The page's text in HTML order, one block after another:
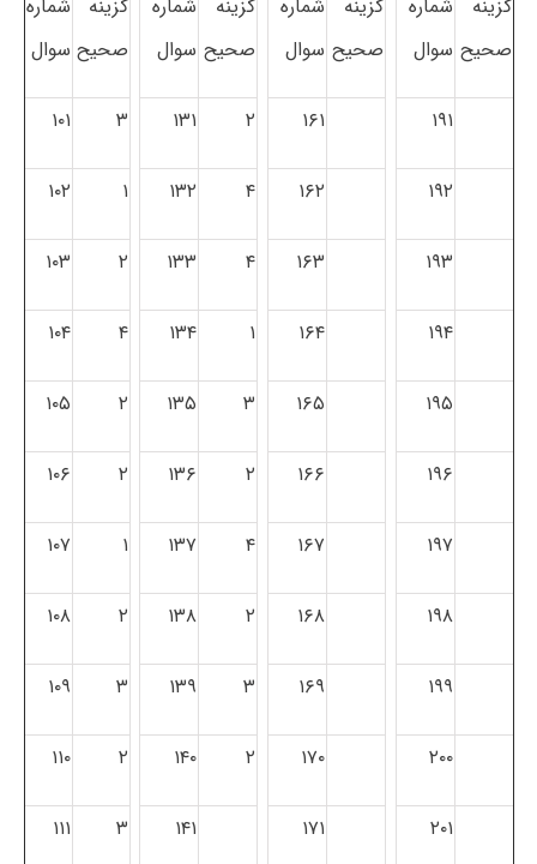
گزینه
صحیح
شماره
سوال
گزینه
صحیح
شماره
سوال
گزینه
صحیح
شماره
سوال
گزینه
صحیح
شماره
سوال
۱۹۱ ۱۶۱ ۲ ۱۳۱ ۳ ۱۰۱
۱۹۲ ۱۶۲ ۴ ۱۳۲ ۱ ۱۰۲
۱۹۳ ۱۶۳ ۴ ۱۳۳ ۲ ۱۰۳
۱۹۴ ۱۶۴ ۱ ۱۳۴ ۴ ۱۰۴
۱۹۵ ۱۶۵ ۳ ۱۳۵ ۲ ۱۰۵
۱۹۶ ۱۶۶ ۲ ۱۳۶ ۲ ۱۰۶
۱۹۷ ۱۶۷ ۴ ۱۳۷ ۱ ۱۰۷
۱۹۸ ۱۶۸ ۲ ۱۳۸ ۲ ۱۰۸
۱۹۹ ۱۶۹ ۳ ۱۳۹ ۳ ۱۰۹
۲۰۰ ۱۷۰ ۲ ۱۴۰ ۲ ۱۱۰
۲۰۱ ۱۷۱ ۱۴۱ ۳ ۱۱۱